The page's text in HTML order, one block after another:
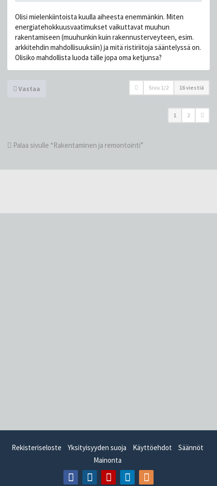
Olisi mielenkiintoista kuulla aiheesta enemmänkin. Miten
energiatehokkuusvaatimukset vaikuttavat muuhun
rakentamiseen (muuhunkin kuin rakennusterveyteen, esim.
arkkitehdin mahdollisuuksiin) ja mitä ristiriitoja sääntelyssä on.
Olisiko mahdollista luoda tälle jopa oma ketjunsa?
Vastaa Sivu 1 /2 16 viestiä
1 2
Palaa sivulle “Rakentaminen ja remontointi”
Rekisteriseloste Yksityisyyden suoja Käyttöehdot
Säännöt
Mainonta